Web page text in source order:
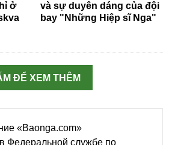
ở
và sự duyên dáng của đội
bay "Những Hiệp sĩ Nga"
ĐỂ XEM THÊM
«Baonga.com»
Федеральной службе по